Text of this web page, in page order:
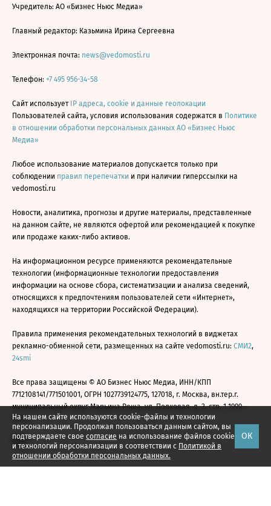
На нашем сайте используются cookie-файлы и технологии
персонализации. Продолжая пользоваться данным сайтом, вы
подтверждаете свое согласие на использование файлов cookie
и технологий персонализации в соответствии с Политикой в
отношении обработки персональных данных.
ОК
Учредитель: АО «Бизнес Ньюс Медиа»
Главный редактор: Казьмина Ирина Сергеевна
Электронная почта: news@vedomosti.ru
Телефон: +7 495 956-34-58
Сайт использует IP адреса, cookie и данные геолокации
Пользователей сайта, условия использования содержатся в Политике
в отношении обработки персональных данных АО «Бизнес Ньюс
Медиа»
Любое использование материалов допускается только при
соблюдении правил перепечатки и при наличии гиперссылки на
vedomosti.ru
Новости, аналитика, прогнозы и другие материалы, представленные
на данном сайте, не являются офертой или рекомендацией к покупке
или продаже каких-либо активов.
На информационном ресурсе применяются рекомендательные
технологии (информационные технологии предоставления
информации на основе сбора, систематизации и анализа сведений,
относящихся к предпочтениям пользователей сети «Интернет»,
находящихся на территории Российской Федерации).
Правила применения рекомендательных технологий в виджетах
рекламно-обменной сети, размещенных на сайте vedomosti.ru: СМИ2,
24smi
Все права защищены © АО Бизнес Ньюс Медиа, ИНН/КПП
7712108141/771501001, ОГРН 1027739124775, 127018, г. Москва, вн.тер.г.
муниципальный округ Марьина Роща, ул. Полковая, д. 3, стр. 1 1999—
2026